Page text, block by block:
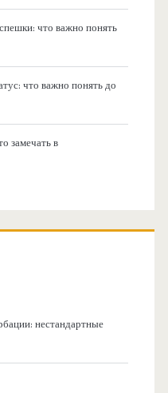
что важно понять
что важно понять до
замечать в
нестандартные